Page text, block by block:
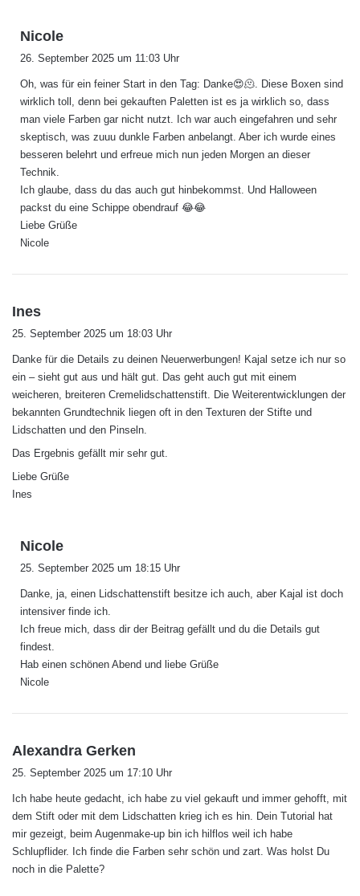
Nicole
t
:
26. September 2025 um 11:03 Uhr
Oh, was für ein feiner Start in den Tag: Danke😍🫠. Diese Boxen sind
wirklich toll, denn bei gekauften Paletten ist es ja wirklich so, dass
man viele Farben gar nicht nutzt. Ich war auch eingefahren und sehr
skeptisch, was zuuu dunkle Farben anbelangt. Aber ich wurde eines
besseren belehrt und erfreue mich nun jeden Morgen an dieser
Technik.
Ich glaube, dass du das auch gut hinbekommst. Und Halloween
packst du eine Schippe obendrauf 😂😂
Liebe Grüße
Nicole
Ines
t
:
25. September 2025 um 18:03 Uhr
Danke für die Details zu deinen Neuerwerbungen! Kajal setze ich nur so
ein – sieht gut aus und hält gut. Das geht auch gut mit einem
weicheren, breiteren Cremelidschattenstift. Die Weiterentwicklungen der
bekannten Grundtechnik liegen oft in den Texturen der Stifte und
Lidschatten und den Pinseln.
Das Ergebnis gefällt mir sehr gut.
Liebe Grüße
Ines
Nicole
t
:
25. September 2025 um 18:15 Uhr
Danke, ja, einen Lidschattenstift besitze ich auch, aber Kajal ist doch
intensiver finde ich.
Ich freue mich, dass dir der Beitrag gefällt und du die Details gut
findest.
Hab einen schönen Abend und liebe Grüße
Nicole
Alexandra Gerken
t
:
25. September 2025 um 17:10 Uhr
Ich habe heute gedacht, ich habe zu viel gekauft und immer gehofft, mit
dem Stift oder mit dem Lidschatten krieg ich es hin. Dein Tutorial hat
mir gezeigt, beim Augenmake-up bin ich hilflos weil ich habe
Schlupflider. Ich finde die Farben sehr schön und zart. Was holst Du
noch in die Palette?